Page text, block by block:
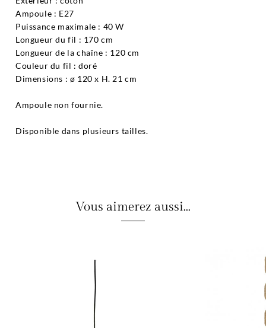
Ampoule : E27
Puissance maximale : 40 W
Longueur du fil : 170 cm
Longueur de la chaîne : 120 cm
Couleur du fil : doré
Dimensions : ø 120 x H. 21 cm
Ampoule non fournie.
Disponible dans plusieurs tailles.
Vous aimerez aussi...